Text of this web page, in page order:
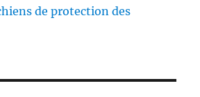
de protection des